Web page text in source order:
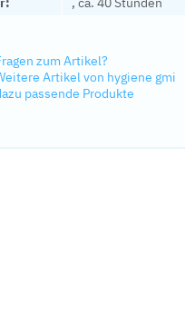
zum Artikel?
Artikel von hygiene gmi
passende Produkte